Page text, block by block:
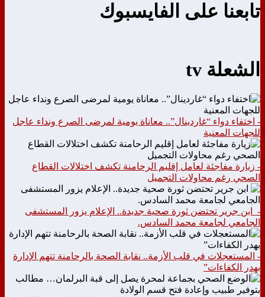
تابعنا على الفايسبوك
الشعلة tv
- اختفاء دواء “غاردينال”.. معاناة يومية لمرضى الصرع ونداء عاجل
للجهات المعنية
- زيارة مفاجئة لعامل إقليم الرحامنة تكشف اختلالات القطاع
الصحي رغم محاولات التجميل
- ابن جرير تحتضن ثورة صحية جديدة.. الإعلام يزور المستشفى
الجامعي لجامعة محمد السادس.
- المستعجلات في قلب الأزمة.. نقابة الصحة بالرحامنة تتهم الإدارة
بهدر الكفاءات”